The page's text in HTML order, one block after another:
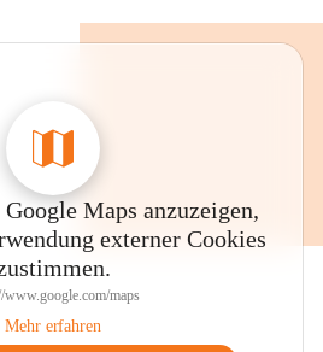
Maps anzuzeigen,
externer Cookies
www.google.com/maps
Mehr erfahren